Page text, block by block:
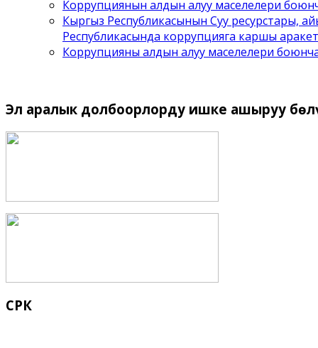
Коррупциянын алдын алуу маселелери
Кыргыз Республикасынын Суу ресурстары,
Республикасында коррупцияга каршы
Коррупцияны алдын алуу маселелери
Эл аралык долбоорлорду ишке ашыруу
СРК